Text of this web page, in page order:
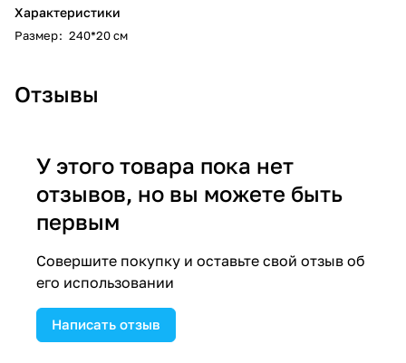
Характеристики
Размер: 240*20 см
Отзывы
У этого товара пока нет
отзывов, но вы можете быть
первым
Совершите покупку и оставьте свой отзыв об
его использовании
Написать отзыв